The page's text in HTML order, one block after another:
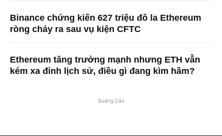
Binance chứng kiến ​​627 triệu đô la Ethereum
ròng chảy ra sau vụ kiện CFTC
Ethereum tăng trưởng mạnh nhưng ETH vẫn
kém xa đỉnh lịch sử, điều gì đang kìm hãm?
Quảng Cáo